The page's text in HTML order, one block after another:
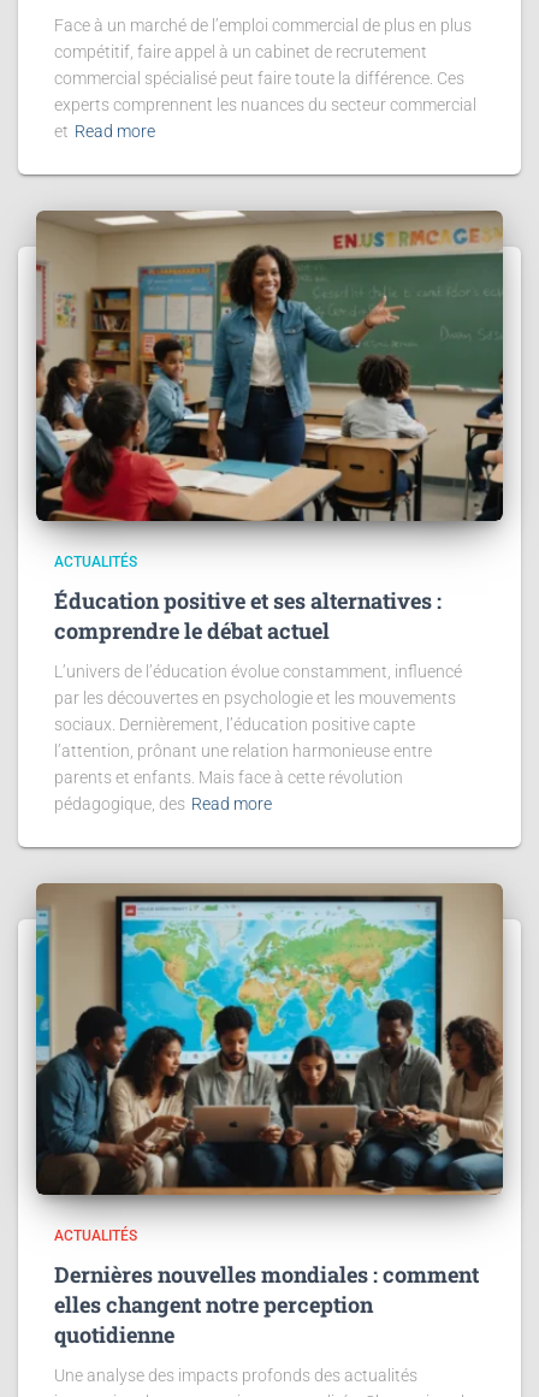
Face à un marché de l’emploi commercial de plus en plus
compétitif, faire appel à un cabinet de recrutement
commercial spécialisé peut faire toute la différence. Ces
experts comprennent les nuances du secteur commercial
et Read more
ACTUALITÉS
Éducation positive et ses alternatives :
comprendre le débat actuel
L’univers de l’éducation évolue constamment, influencé
par les découvertes en psychologie et les mouvements
sociaux. Dernièrement, l’éducation positive capte
l’attention, prônant une relation harmonieuse entre
parents et enfants. Mais face à cette révolution
pédagogique, des Read more
ACTUALITÉS
Dernières nouvelles mondiales : comment
elles changent notre perception
quotidienne
Une analyse des impacts profonds des actualités